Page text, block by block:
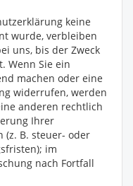
keine
wurde, verbleiben
uns, bis der Zweck
Wenn Sie ein
machen oder eine
widerrufen, werden
anderen rechtlich
Ihrer
(z. B. steuer- oder
im
nach Fortfall